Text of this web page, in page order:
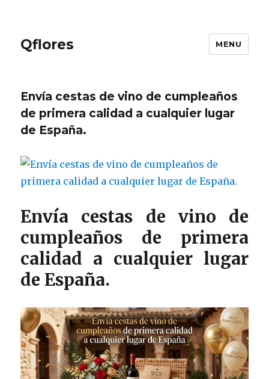
Qflores MENU
Envía cestas de vino de cumpleaños
de primera calidad a cualquier lugar
de España.
Envía cestas de vino de
cumpleaños de primera
calidad a cualquier lugar
de España.